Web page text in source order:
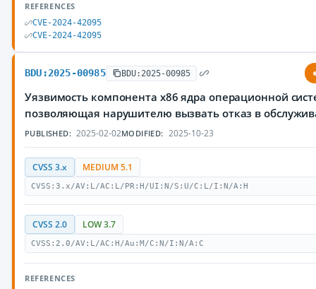
REFERENCES
CVE-2024-42095
CVE-2024-42095
BDU:2025-00985 BDU:2025-00985
Уязвимость компонента x86 ядра операционной
позволяющая нарушителю вызвать отказ в
PUBLISHED: 2025-02-02MODIFIED: 2025-10-23
CVSS 3.x MEDIUM 5.1
CVSS:3.x/AV:L/AC:L/PR:H/UI:N/S:U/C:L/I:N/A:H
CVSS 2.0 LOW 3.7
CVSS:2.0/AV:L/AC:H/Au:M/C:N/I:N/A:C
REFERENCES